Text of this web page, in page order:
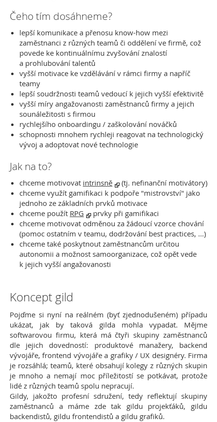
Čeho tím dosáhneme?
lepší komunikace a přenosu know-how mezi
zaměstnanci z různých teamů či oddělení ve firmě, což
povede ke kontinuálnímu zvyšování znalostí
a prohlubování talentů
vyšší motivace ke vzdělávání v rámci firmy a napříč
teamy
lepší soudržnosti teamů vedoucí k jejich vyšší efektivitě
vyšší míry angažovanosti zaměstnanců firmy a jejich
sounáležitosti s firmou
rychlejšího onboardingu / zaškolování nováčků
schopnosti mnohem rychleji reagovat na technologický
vývoj a adoptovat nové technologie
Jak na to?
chceme motivovat intrinsně
(tj. nefinanční motivátory)
chceme využít gamifikaci k podpoře "mistrovství" jako
jednoho ze základních prvků motivace
chceme použít RPG
prvky při gamifikaci
chceme motivovat odměnou za žádoucí vzorce chování
(pomoc ostatním v teamu, dodržování best practices, ...)
chceme také poskytnout zaměstnancům určitou
autonomii a možnost samoorganizace, což opět vede
k jejich vyšší angažovanosti
Koncept gild
Pojďme si nyní na reálném (byť zjednodušeném) případu
ukázat, jak by taková gilda mohla vypadat. Mějme
softwarovou firmu, která má čtyři skupiny zaměstnanců
dle jejich dovedností: produktové manažery, backend
vývojáře, frontend vývojáře a grafiky / UX designéry. Firma
je rozsáhlá; teamů, které obsahují kolegy z různých skupin
je mnoho a nemají moc příležitostí se potkávat, protože
lidé z různých teamů spolu nepracují.
Gildy, jakožto profesní sdružení, tedy reflektují skupiny
zaměstnanců a máme zde tak gildu projekťáků, gildu
backendistů, gildu frontendistů a gildu grafiků.